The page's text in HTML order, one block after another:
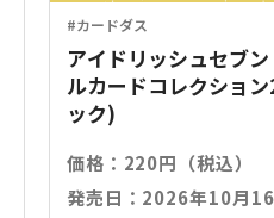
#カードダス
アイドリッシュセブン
ルカードコレクショ
ック)
価格：220円（税込）
発売日：2026年10月